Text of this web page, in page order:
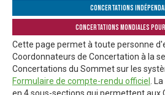
Concertations
Concertations mondiales pour
Cette page permet à toute personne
Coordonnateurs de Concertation à la
Concertations du Sommet sur les
Formulaire de compte-rendu officiel
.
en 4 sous-sections qui permettent aux